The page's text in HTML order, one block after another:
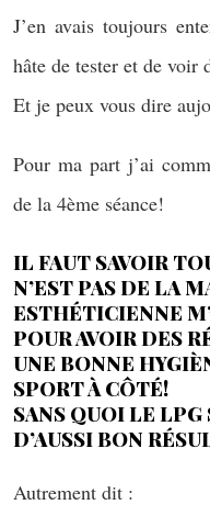
J’en avais toujours
hâte de tester et de voir
Et je peux vous dire
Pour ma part j’ai
de la 4ème séance!
IL FAUT SAVOIR
N’EST PAS DE LA
ESTHÉTICIENNE
POUR AVOIR DES
UNE BONNE
SPORT À CÔTÉ!
SANS QUOI LE
D’AUSSI BON
Autrement dit :